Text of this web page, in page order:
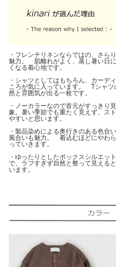
・フレンチリネンならではの、さら
魅力。 肌離れがよく、蒸し暑い日
くなる着心地です。
・シャツとしてはもちろん、カーデ
ころが気に入っています。 Tシャツ
然と雰囲気が出る一枚です。
・ノーカラーなので首元がすっきり
象。暑い季節でも重たく見えず、ス
やすいと思います。
・製品染めによる奥行きのある色合
風合いも魅力。 着込むほどにやわ
っていきます。
・ゆったりとしたボックスシルエッ
で、ラフすぎず自然と整って見える
います。